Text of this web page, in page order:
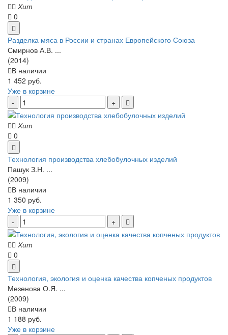
Хит
0
Разделка мяса в России и странах Европейского Союза
Смирнов А.В. ...
(2014)
В наличии
1 452 руб.
Уже в корзине
Хит
0
Технология производства хлебобулочных изделий
Пашук З.Н. ...
(2009)
В наличии
1 350 руб.
Уже в корзине
Хит
0
Технология, экология и оценка качества копченых продуктов
Мезенова О.Я. ...
(2009)
В наличии
1 188 руб.
Уже в корзине